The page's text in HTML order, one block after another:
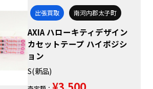
出張買取 南河内郡太子町
AXIA ハローキティデザイン
カセットテープ ハイポジシ
ョン
S(新品)